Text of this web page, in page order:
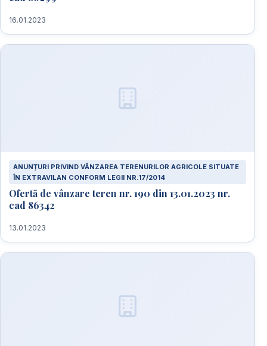
16.01.2023
ANUNȚURI PRIVIND VÂNZAREA TERENURILOR AGRICOLE SITUATE
ÎN EXTRAVILAN CONFORM LEGII NR.17/2014
Ofertă de vânzare teren nr. 190 din 13.01.2023 nr.
cad 86342
13.01.2023